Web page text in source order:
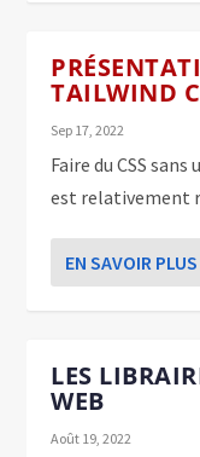
TAILWIND
Sep 17, 2022
Faire du CSS sans
est relativement
EN SAVOIR PLUS
LES
WEB
Août 19, 2022